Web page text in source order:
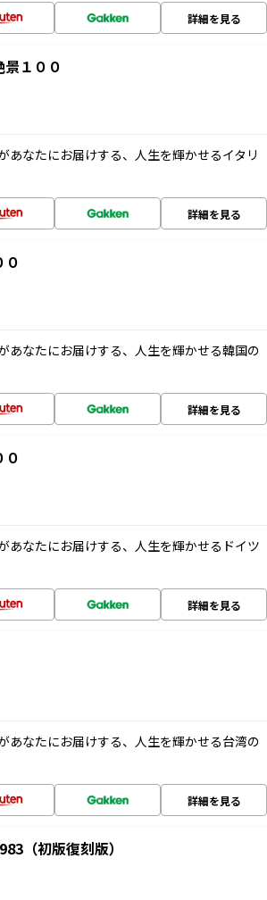
詳細を見る
１００
なたにお届けする、人生を輝かせるイタリ
詳細を見る
あなたにお届けする、人生を輝かせる韓国の
詳細を見る
０
あなたにお届けする、人生を輝かせるドイツ
詳細を見る
あなたにお届けする、人生を輝かせる台湾の
詳細を見る
（初版復刻版）